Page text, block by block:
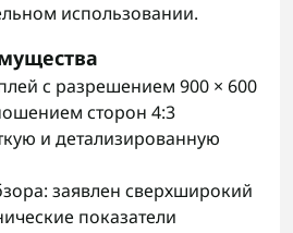
использовании.
с разрешением 900 × 600
сторон 4:3
и детализированную
заявлен сверхширокий
показатели